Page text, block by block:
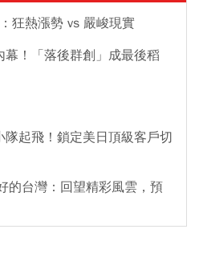
狂熱漲勢 vs 嚴峻現實
！「落後群創」成最後稻
起飛！鎖定美日頂級客戶切
的台灣：回望精彩風雲，預